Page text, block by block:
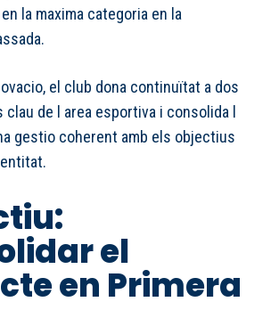
la maxima categoria en la
el club dona continuïtat a dos
de l area esportiva i consolida l
gestio coherent amb els objectius
el
en Primera